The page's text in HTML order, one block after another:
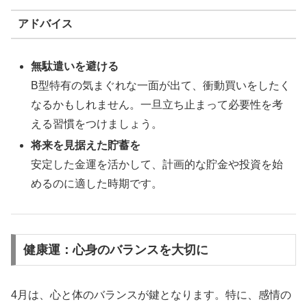
アドバイス
無駄遣いを避ける
B型特有の気まぐれな一面が出て、衝動買いをしたく
なるかもしれません。一旦立ち止まって必要性を考
える習慣をつけましょう。
将来を見据えた貯蓄を
安定した金運を活かして、計画的な貯金や投資を始
めるのに適した時期です。
健康運：心身のバランスを大切に
4月は、心と体のバランスが鍵となります。特に、感情の